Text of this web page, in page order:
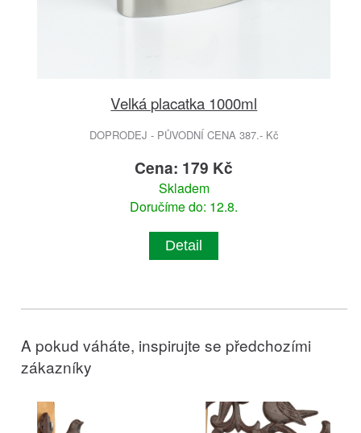
Velká placatka 1000ml
DOPRODEJ - PŮVODNÍ CENA 387.- Kč
Cena: 179 Kč
Skladem
Doručíme do: 12.8.
Detail
A pokud váháte, inspirujte se předchozími
zákazníky